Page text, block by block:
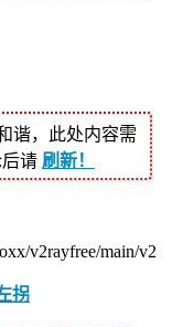
谐，此处内容需
请 刷新！
v2rayfree/main/v2
拐